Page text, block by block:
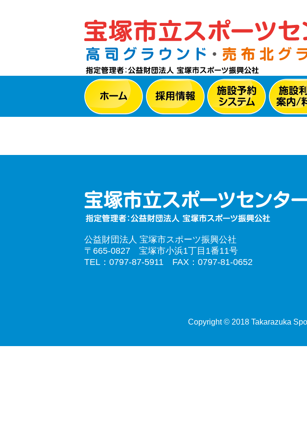
公益財団法人 宝塚市スポーツ振興公社
〒665-0827 宝塚市小浜1丁目1番11号
TEL：0797-87-5911 FAX：0797-81-0652
Copyright © 2018 Takarazuka